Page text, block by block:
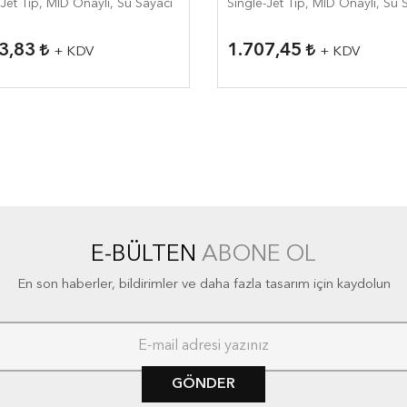
Tip, MID Onaylı, Su Sayacı
+ KDV
Single-Jet Tip, MID Onaylı, Su
1.707,45 + KDV
E-BÜLTEN ABONE OL
En son haberler, bildirimler ve daha fazla tasarım için kaydolun
GÖNDER